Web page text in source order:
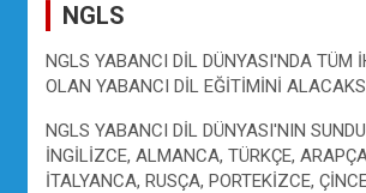
NGLS
NGLS YABANCI DİL DÜNYASI'NDA TÜM
OLAN YABANCI DİL EĞİTİMİNİ
NGLS YABANCI DİL DÜNYASI'NIN
İNGİLİZCE, ALMANCA, TÜRKÇE,
İTALYANCA, RUSÇA, PORTEKİZCE,